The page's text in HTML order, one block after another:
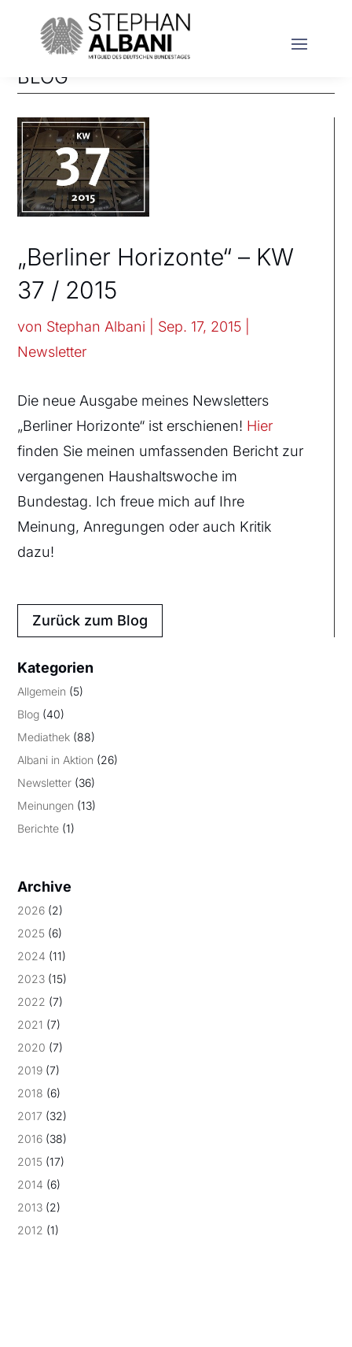
BLOG
„Berliner Horizonte“ – KW
37 / 2015
von Stephan Albani Sep. 17, 2015
Newsletter
Die neue Ausgabe meines Newsletters
„Berliner Horizonte“ ist erschienen! Hier
finden Sie meinen umfassenden Bericht zur
vergangenen Haushaltswoche im
Bundestag. Ich freue mich auf Ihre
Meinung, Anregungen oder auch Kritik
dazu!
Zurück zum Blog
Kategorien
Allgemein (5)
Blog (40)
Mediathek (88)
Albani in Aktion (26)
Newsletter (36)
Meinungen (13)
Berichte (1)
Archive
2026 (2)
2025 (6)
2024 (11)
2023 (15)
2022 (7)
2021 (7)
2020 (7)
2019 (7)
2018 (6)
2017 (32)
2016 (38)
2015 (17)
2014 (6)
2013 (2)
2012 (1)